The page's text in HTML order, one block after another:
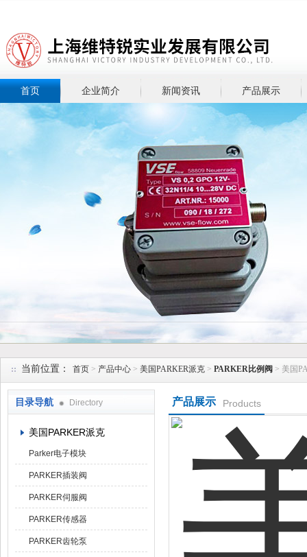
上海维特锐实业发展有限公司
首页 企业简介 新闻资讯 产品展示
当前位置： 首页 > 产品中心 > 美国PARKER派克 > PARKER比例阀 > 美国
目录导航 Directory
美国PARKER派克
Parker电子模块
PARKER插装阀
PARKER伺服阀
PARKER传感器
PARKER齿轮泵
产品展示 Products